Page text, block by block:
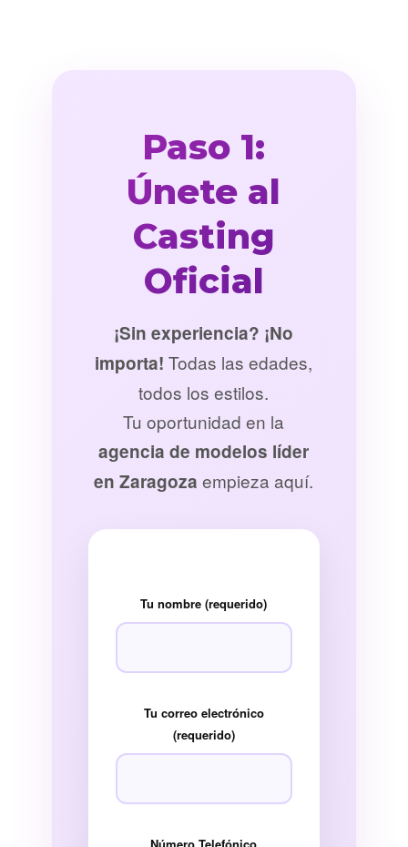
Paso 1:
Únete al
Casting
Oficial
¡Sin experiencia? ¡No
importa! Todas las edades,
todos los estilos.
Tu oportunidad en la
agencia de modelos líder
en Zaragoza empieza aquí.
Tu nombre (requerido)
Tu correo electrónico
(requerido)